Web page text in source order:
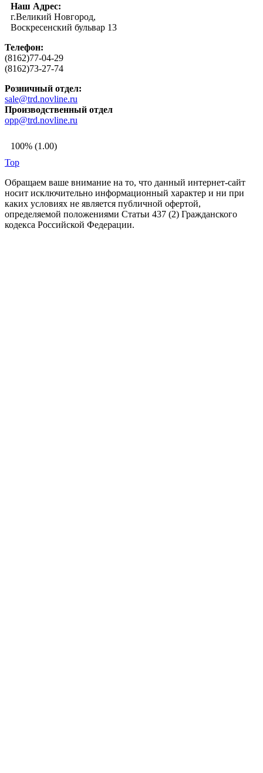
Наш Адрес:
г.Великий Новгород,
Воскресенский бульвар 13
Телефон:
(8162)77-04-29
(8162)73-27-74
Розничный отдел:
sale@trd.novline.ru
Производственный отдел
opp@trd.novline.ru
100% (1.00)
Top
Обращаем ваше внимание на то, что данный интернет-сайт
носит исключительно информационный характер и ни при
каких условиях не является публичной офертой,
определяемой положениями Статьи 437 (2) Гражданского
кодекса Российской Федерации.